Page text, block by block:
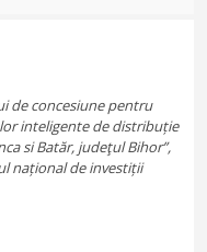
de concesiune pentru
inteligente de distribuție
si Batăr, judeţul Bihor”,
național de investiții